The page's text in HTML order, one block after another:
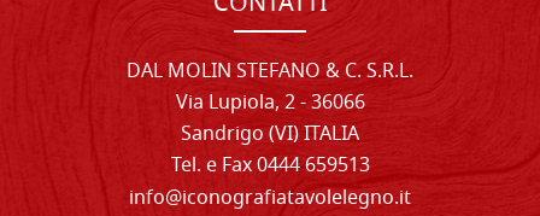
DAL MOLIN STEFANO & C. S.R.L.
Via Lupiola, 2 - 36066
Sandrigo (VI) ITALIA
Tel. e Fax 0444 659513
info@iconografiatavolelegno.it